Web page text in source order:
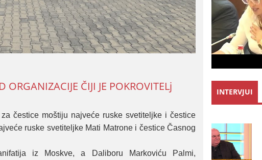
ČIЈI ЈE POKROVITELj
čestice moštiјu naјveće ruske svetiteljke i čestice
ruske svetiteljke Mati Matrone i čestice Časnog
iz Moskve, a Daliboru Markoviću Palmi,
INTERVJUI